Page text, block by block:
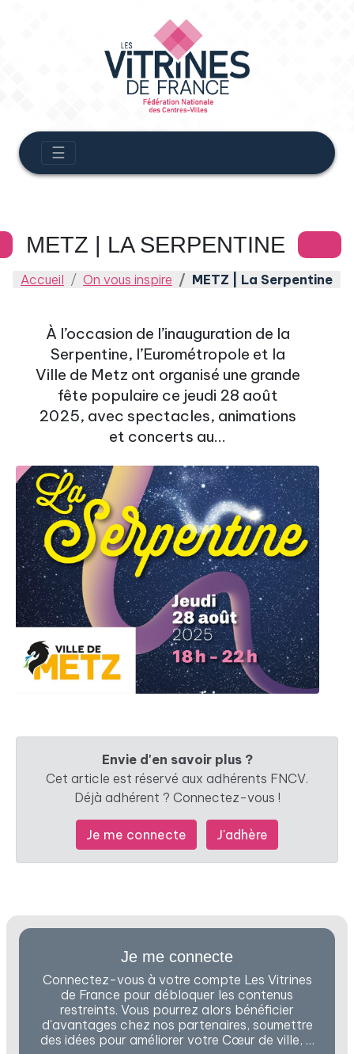
☰
METZ | LA SERPENTINE
Accueil On vous inspire METZ | La Serpentine
À l’occasion de l’inauguration de la
Serpentine, l’Eurométropole et la
Ville de Metz ont organisé une grande
fête populaire ce jeudi 28 août
2025, avec spectacles, animations
et concerts au...
Envie d'en savoir plus ?
Cet article est réservé aux adhérents FNCV.
Déjà adhérent ? Connectez-vous !
Je me connecte J'adhère
Je me connecte
Connectez-vous à votre compte Les Vitrines
de France pour débloquer les contenus
restreints. Vous pourrez alors bénéficier
d'avantages chez nos partenaires, soumettre
des idées pour améliorer votre Cœur de ville, …